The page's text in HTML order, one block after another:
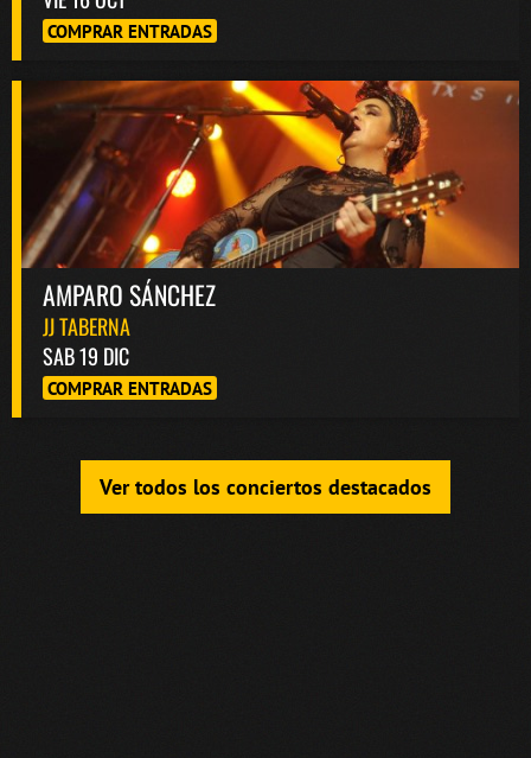
COMPRAR ENTRADAS
AMPARO SÁNCHEZ
JJ TABERNA
SAB 19 DIC
COMPRAR ENTRADAS
Ver todos los conciertos destacados